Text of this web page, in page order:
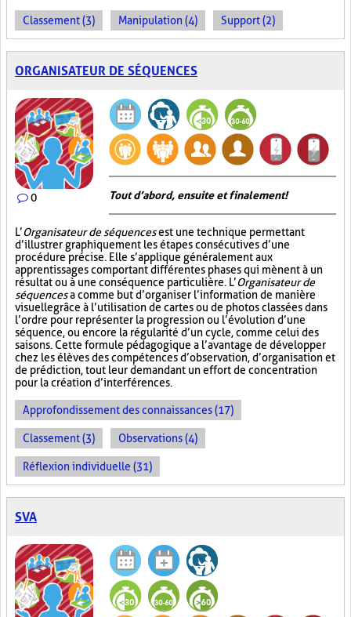
Classement (3) Manipulation (4) Support (2)
ORGANISATEUR DE SÉQUENCES
0 Tout d’abord, ensuite et finalement!
L’Organisateur de séquencesest une technique permettant
d’illustrer graphiquement les étapes consécutives d’une
procédure précise. Elle s’applique généralement aux
apprentissages comportant différentes phases qui mènent à un
résultat ou à une conséquence particulière. L’Organisateur de
séquencesa comme but d’organiser l’information de manière
visuellegrâce à l’utilisation de cartes ou de photos classées dans
l’ordre pour représenter la progression ou l’évolution d’une
séquence, ou encore la régularité d’un cycle, comme celui des
saisons. Cette formule pédagogique a l’avantage de développer
chez les élèves des compétences d’observation, d’organisation et
de prédiction, tout leur demandant un effort de concentration
pour la création d’interférences.
Approfondissement des connaissances (17)
Classement (3) Observations (4)
Réflexion individuelle (31)
SVA